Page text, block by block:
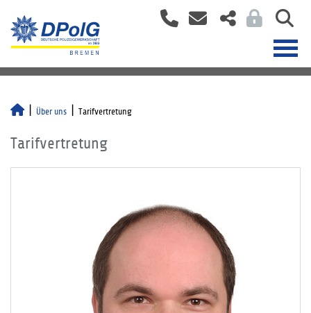
Über uns Tarifvertretung
Tarifvertretung